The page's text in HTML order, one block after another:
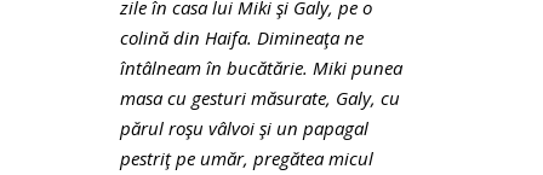
zile în casa lui Miki şi Galy, pe o
colină din Haifa. Dimineaţa ne
întâlneam în bucătărie. Miki punea
masa cu gesturi măsurate, Galy, cu
părul roşu vâlvoi şi un papagal
pestriţ pe umăr, pregătea micul